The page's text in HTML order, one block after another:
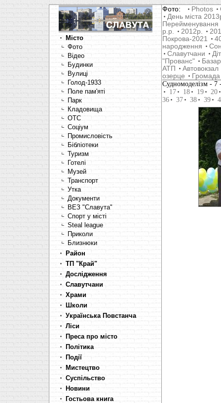
Місто
Фото
Відео
Будинки
Вулиці
Голод-1933
Поле пам'яті
Парк
Кладовища
OTC
Соціум
Промисловість
Бібліотеки
Туризм
Готелі
Музей
Транспорт
Утка
Документи
ВЕЗ "Славута"
Спорт у місті
Steal league
Приколи
Близнюки
Район
ТП "Край"
Дослідження
Славутчани
Храми
Школи
Українська Повстанча
Ліси
Преса про місто
Політика
Події
Мистецтво
Суспільство
Новини
Гостьова книга
Фото: Photos
День міста
Перейменування
р.р.
2012р.
Покрова-2021
народження
Славутчани
"Прованс"
Базар
АТП
Автовокзал
озерце
Громада
Cудномоделізм -
17
18 19
20
36
37 38 39